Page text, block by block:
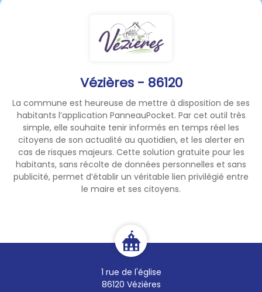
Vézières - 86120
La commune est heureuse de mettre à disposition de ses
habitants l’application PanneauPocket. Par cet outil très
simple, elle souhaite tenir informés en temps réel les
citoyens de son actualité au quotidien, et les alerter en
cas de risques majeurs. Cette solution gratuite pour les
habitants, sans récolte de données personnelles et sans
publicité, permet d’établir un véritable lien privilégié entre
le maire et ses citoyens.
1 rue de l'église
86120 Vézières